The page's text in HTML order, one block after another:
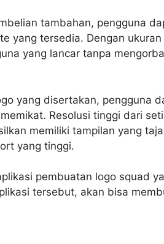
tambahan, pengguna
yang tersedia. Dengan
yang lancar tanpa
yang disertakan, pengguna
Resolusi tinggi dari
memiliki tampilan yang
yang tinggi.
pembuatan logo squad
tersebut, akan bisa